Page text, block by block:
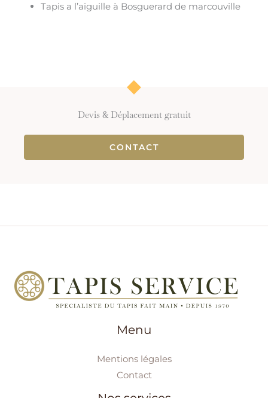
Tapis a l’aiguille à Bosguerard de marcouville
Devis & Déplacement gratuit
CONTACT
Menu
Mentions légales
Contact